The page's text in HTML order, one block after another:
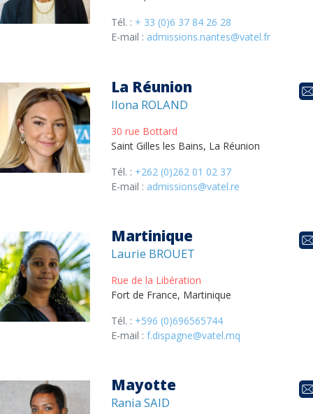
Tél. : + 33 (0)6 37 84 26 28
E-mail : admissions.nantes@vatel.fr
La Réunion
Ilona ROLAND
30 rue Bottard
Saint Gilles les Bains, La Réunion
Tél. : +262 (0)262 01 02 37
E-mail : admissions@vatel.re
Martinique
Laurie BROUET
Rue de la Libération
Fort de France, Martinique
Tél. : +596 (0)696565744
E-mail :f.dispagne@vatel.mq
Mayotte
Rania SAID